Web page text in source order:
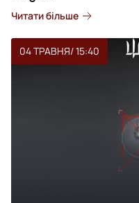
Читати більше
04 ТРАВНЯ/ 15:40